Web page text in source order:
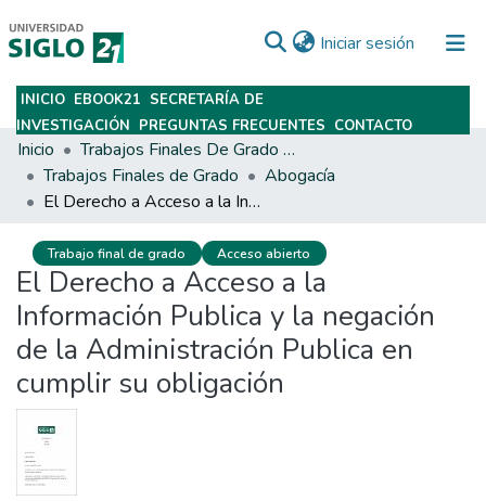
Iniciar sesión (current)
Subir
INICIO EBOOK21 SECRETARÍA DE
INVESTIGACIÓN PREGUNTAS FRECUENTES CONTACTO
Inicio
Trabajos Finales De Grado Y Posgrado
Trabajos Finales de Grado
Abogacía
El Derecho a Acceso a la Información Publica y la negación de la Administración Publica en cumplir su obligación
Trabajo final de grado Acceso abierto
El Derecho a Acceso a la
Información Publica y la negación
de la Administración Publica en
cumplir su obligación